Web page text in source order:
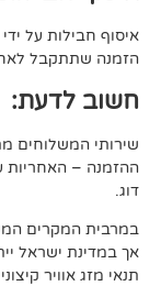
חברת המשלוחים בשעה
לאחר שעת האיסוף
מתבצעים על ידי
על זמני ההגעה
המשלוחים מסופקים
ייתכנו מצבים
או אירועים